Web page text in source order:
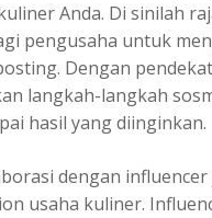
Anda. Di sinilah
pengusaha untuk
Dengan
langkah-langkah
hasil yang diinginkan.
dengan
usaha kuliner.